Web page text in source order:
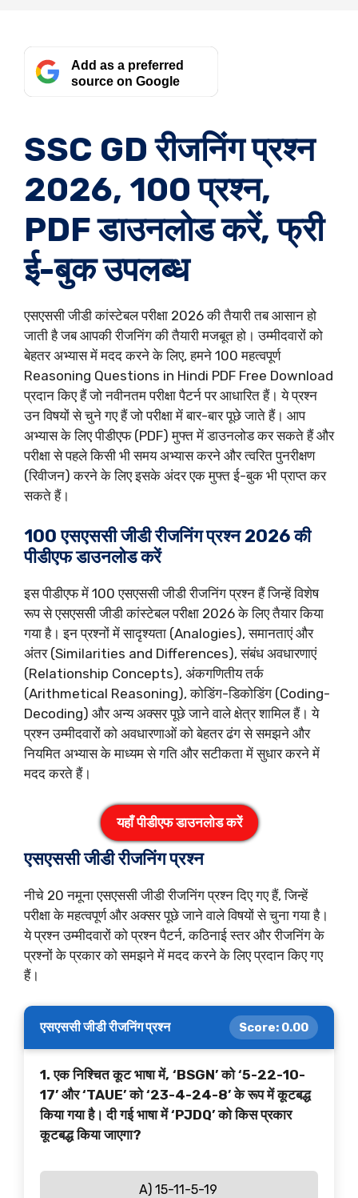
Add as a preferred
source on Google
SSC GD रीजनिंग प्रश्न
2026, 100 प्रश्न,
PDF डाउनलोड करें, फ्री
ई-बुक उपलब्ध
एसएससी जीडी कांस्टेबल परीक्षा 2026 की तैयारी तब आसान हो
जाती है जब आपकी रीजनिंग की तैयारी मजबूत हो। उम्मीदवारों को
बेहतर अभ्यास में मदद करने के लिए, हमने 100 महत्वपूर्ण
Reasoning Questions in Hindi PDF Free Download
प्रदान किए हैं जो नवीनतम परीक्षा पैटर्न पर आधारित हैं। ये प्रश्न
उन विषयों से चुने गए हैं जो परीक्षा में बार-बार पूछे जाते हैं। आप
अभ्यास के लिए पीडीएफ (PDF) मुफ्त में डाउनलोड कर सकते हैं और
परीक्षा से पहले किसी भी समय अभ्यास करने और त्वरित पुनरीक्षण
(रिवीजन) करने के लिए इसके अंदर एक मुफ्त ई-बुक भी प्राप्त कर
सकते हैं।
100 एसएससी जीडी रीजनिंग प्रश्न 2026 की
पीडीएफ डाउनलोड करें
इस पीडीएफ में 100 एसएससी जीडी रीजनिंग प्रश्न हैं जिन्हें विशेष
रूप से एसएससी जीडी कांस्टेबल परीक्षा 2026 के लिए तैयार किया
गया है। इन प्रश्नों में सादृश्यता (Analogies), समानताएं और
अंतर (Similarities and Differences), संबंध अवधारणाएं
(Relationship Concepts), अंकगणितीय तर्क
(Arithmetical Reasoning), कोडिंग-डिकोडिंग (Coding-
Decoding) और अन्य अक्सर पूछे जाने वाले क्षेत्र शामिल हैं। ये
प्रश्न उम्मीदवारों को अवधारणाओं को बेहतर ढंग से समझने और
नियमित अभ्यास के माध्यम से गति और सटीकता में सुधार करने में
मदद करते हैं।
यहाँ पीडीएफ डाउनलोड करें
एसएससी जीडी रीजनिंग प्रश्न
नीचे 20 नमूना एसएससी जीडी रीजनिंग प्रश्न दिए गए हैं, जिन्हें
परीक्षा के महत्वपूर्ण और अक्सर पूछे जाने वाले विषयों से चुना गया है।
ये प्रश्न उम्मीदवारों को प्रश्न पैटर्न, कठिनाई स्तर और रीजनिंग के
प्रश्नों के प्रकार को समझने में मदद करने के लिए प्रदान किए गए
हैं।
एसएससी जीडी रीजनिंग प्रश्न Score: 0.00
1. एक निश्चित कूट भाषा में, ‘BSGN’ को ‘5-22-10-
17’ और ‘TAUE’ को ‘23-4-24-8’ के रूप में कूटबद्ध
किया गया है। दी गई भाषा में ‘PJDQ’ को किस प्रकार
कूटबद्ध किया जाएगा?
A) 15-11-5-19